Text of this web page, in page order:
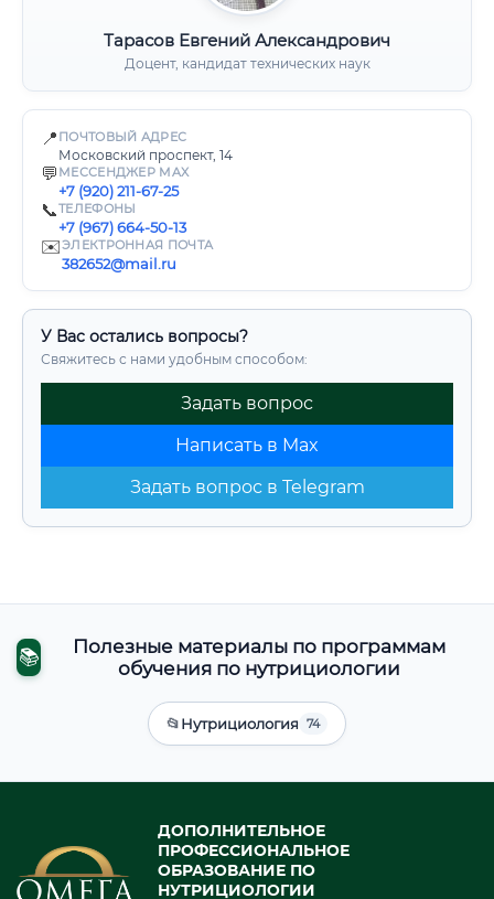
Тарасов Евгений Александрович
Доцент, кандидат технических наук
📍 ПОЧТОВЫЙ АДРЕС
Московский проспект, 14
💬 МЕССЕНДЖЕР MAX
+7 (920) 211-67-25
📞ТЕЛЕФОНЫ
+7 (967) 664-50-13
✉️ЭЛЕКТРОННАЯ ПОЧТА
382652@mail.ru
У Вас остались вопросы?
Свяжитесь с нами удобным способом:
Задать вопрос
Написать в Max
Задать вопрос в Telegram
📚
Полезные материалы по программам
обучения по нутрициологии
📂Нутрициология 74
ДОПОЛНИТЕЛЬНОЕ
ПРОФЕССИОНАЛЬНОЕ
ОБРАЗОВАНИЕ ПО
НУТРИЦИОЛОГИИ